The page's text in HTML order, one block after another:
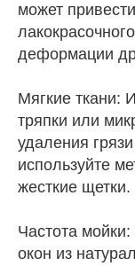
может
деформации
Мягкие ткани:
тряпки или
удаления
используйте
жесткие щетки.
Частота
окон из